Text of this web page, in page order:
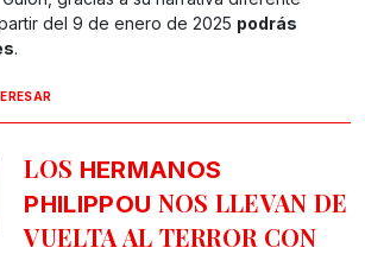
del 9 de enero de 2025 podrás
.
LOS HERMANOS
PHILIPPOU NOS LLEVAN DE
VUELTA AL TERROR CON